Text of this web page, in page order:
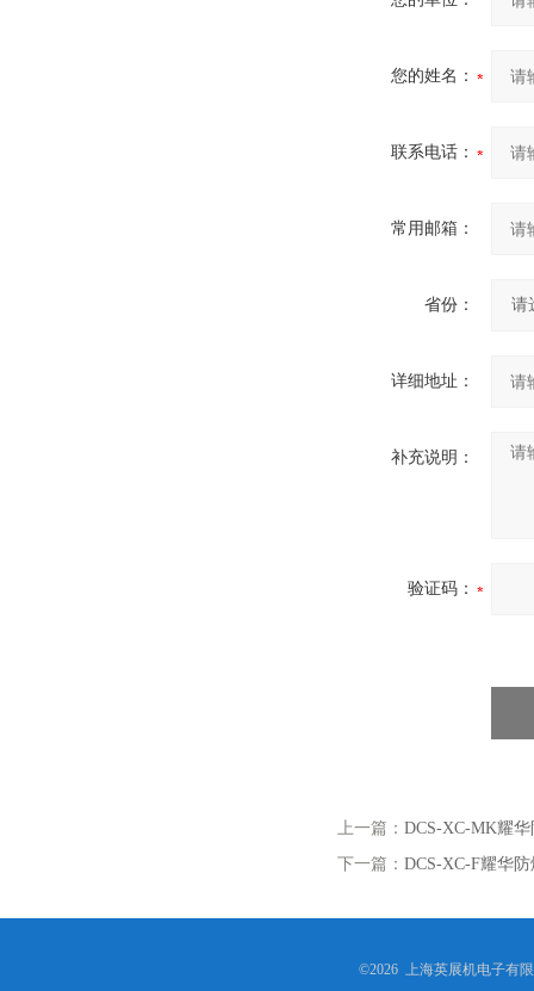
您的姓名：
联系电话：
常用邮箱：
省份：
详细地址：
补充说明：
验证码：
上一篇： DCS-XC-MK耀
下一篇： DCS-XC-F耀华
©2026 上海英展机电子有